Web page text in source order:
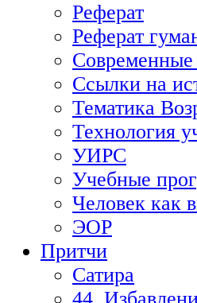
Реферат
Реферат
Ссылки на
Тематика
Технология
УИРС
Учебные
Человек как
ЭОР
Притчи
Сатира